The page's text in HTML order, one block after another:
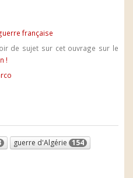
française
de sujet sur cet ouvrage sur le
!
guerre d'Algérie 154